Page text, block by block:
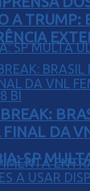
SP
A TRUMP:
FINAL DA